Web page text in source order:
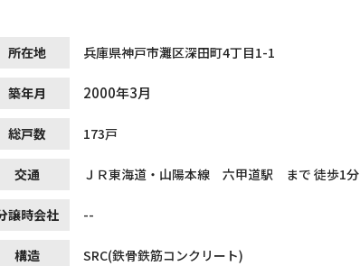
所在地 兵庫県神戸市灘区深田町4丁目1-1
築年月 2000年3月
総戸数 173戸
交通 ＪＲ東海道・山陽本線 六甲道駅 まで 徒歩1分
譲時会社 --
構造 SRC(鉄骨鉄筋コンクリート)